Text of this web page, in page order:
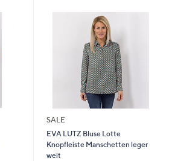
SALE
EVA LUTZ Bluse Lotte
Knopfleiste Manschetten leger
weit